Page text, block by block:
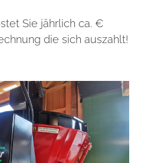
Sie jährlich ca. €
die sich auszahlt!